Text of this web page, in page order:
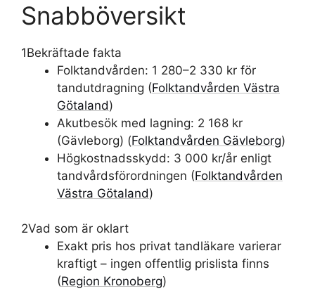
Snabböversikt
1Bekräftade fakta
Folktandvården: 1 280–2 330 kr för
tandutdragning (Folktandvården Västra
Götaland)
Akutbesök med lagning: 2 168 kr
(Gävleborg) (Folktandvården Gävleborg)
Högkostnadsskydd: 3 000 kr/år enligt
tandvårdsförordningen (Folktandvården
Västra Götaland)
2Vad som är oklart
Exakt pris hos privat tandläkare varierar
kraftigt – ingen offentlig prislista finns
(Region Kronoberg)